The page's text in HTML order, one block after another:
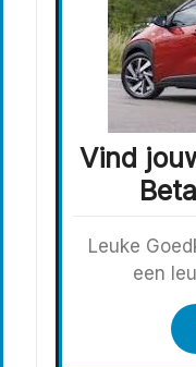
Vind
Leuke
een